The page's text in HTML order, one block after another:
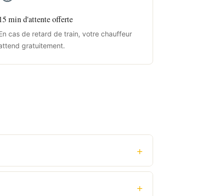
15 min d'attente offerte
cas de retard de train, votre chauffeur
gratuitement.
+
+